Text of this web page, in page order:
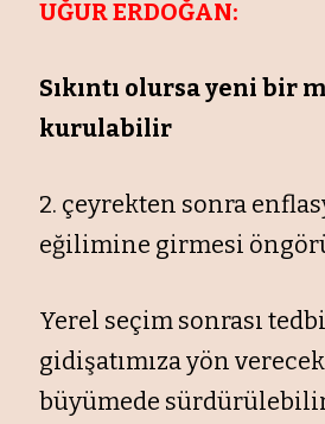
UĞUR ERDOĞAN:
Sıkıntı olursa yeni bir
kurulabilir
2. çeyrekten sonra
eğilimine girmesi
Yerel seçim sonrası
gidişatımıza yön
büyümede